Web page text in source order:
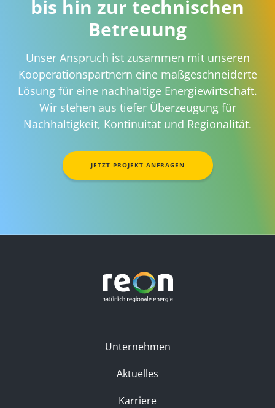
bis hin zur technischen
Betreuung
Unser Anspruch ist zusammen mit unseren
Kooperationspartnern eine maßgeschneiderte
Lösung für eine nachhaltige Energiewirtschaft.
Wir stehen aus tiefer Überzeugung für
Nachhaltigkeit, Kontinuität und Regionalität.
JETZT PROJEKT ANFRAGEN
Unternehmen
Aktuelles
Karriere